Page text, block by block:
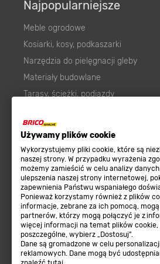
Używamy plików cookie
Wykorzystujemy pliki cookie, które są
naszej strony. W przypadku wyrażenia
możemy zamieścić w celu analizy
ulepszenia naszej strony internetowej,
zapewnienia Państwu wspaniałego
Ponieważ korzystamy również z plików
informacje, zebrane za ich pomocą,
partnerów, którzy mogą połączyć je z
więcej informacji na temat plików
poszczególne, wybierz „Dostosuj”.
Dane są gromadzone w celu
reklamowych. Dane mogą być
Najpopularniejsze
Meble ogrodowe
Kosiarki, kosy, podkaszarki
Narzędzia do pielęgnacji gleby
Materiały budowlane
Tarasy, ścieżki, podjazdy
Karma dla psa
Farby wewnętrzne białe
Elektryka
Panele
Elektronarzędzia
Płytki
Panele podłogowe
Płyty OSB/HDF